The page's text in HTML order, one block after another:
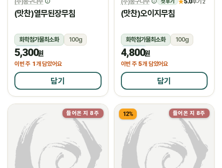
(맛찬)열무된장무침
화학첨가물최소화
100g
냉장
5,300원
이번 주 1개 담았어요
담기
★
(맛찬)오이지무침
화학첨가물최소화
100g
냉장
4,800원
이번 주 5개 담았어요
담기
들어온 지 8주 들어온 지 8주
12%